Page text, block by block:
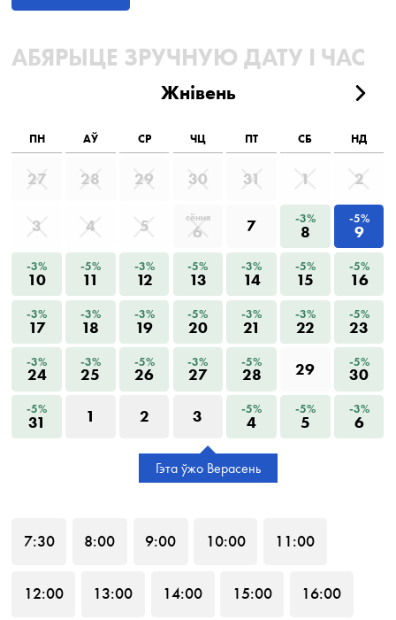
АБЯРЫЦЕ ЗРУЧНУЮ ДАТУ І ЧАС
Жнівень
ПН АЎ СР ЧЦ ПТ СБ НД
27 28 29 30 31 1 2
3 4 5 сёння
6 7 -3%
8
-5%
9
-3%
10
-5%
11
-3%
12
-5%
13
-3%
14
-5%
15
-5%
16
-3%
17
-3%
18
-3%
19
-5%
20
-3%
21
-3%
22
-5%
23
-3%
24
-3%
25
-5%
26
-3%
27
-5%
28 29 -5%
30
-5%
31 1 2 3 -5%
4
-5%
5
-3%
6
Гэта ўжо Верасень
7:30 8:00 9:00 10:00 11:00
12:00 13:00 14:00 15:00 16:00